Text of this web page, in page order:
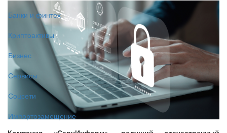
Банки и финтех
Криптоактивы
Бизнес
Сервисы
Соцсети
Импортозамещение